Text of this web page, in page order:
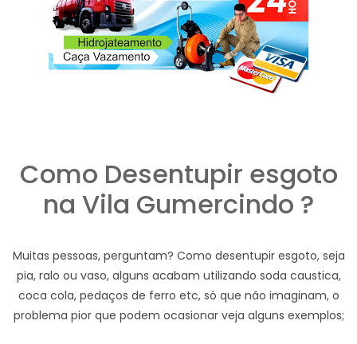
Como Desentupir esgoto
na Vila Gumercindo ?
Muitas pessoas, perguntam? Como desentupir esgoto, seja
pia, ralo ou vaso, alguns acabam utilizando soda caustica,
coca cola, pedaços de ferro etc, só que não imaginam, o
problema pior que podem ocasionar veja alguns exemplos;